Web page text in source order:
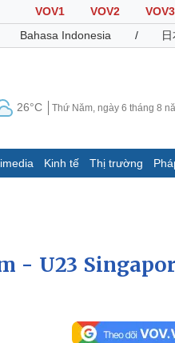
VOV1 VOV2 VOV3
Bahasa Indonesia /
26°C Thứ Năm, ngày 6 tháng 8
Kinh tế Thị trường
Thể thao
- U23